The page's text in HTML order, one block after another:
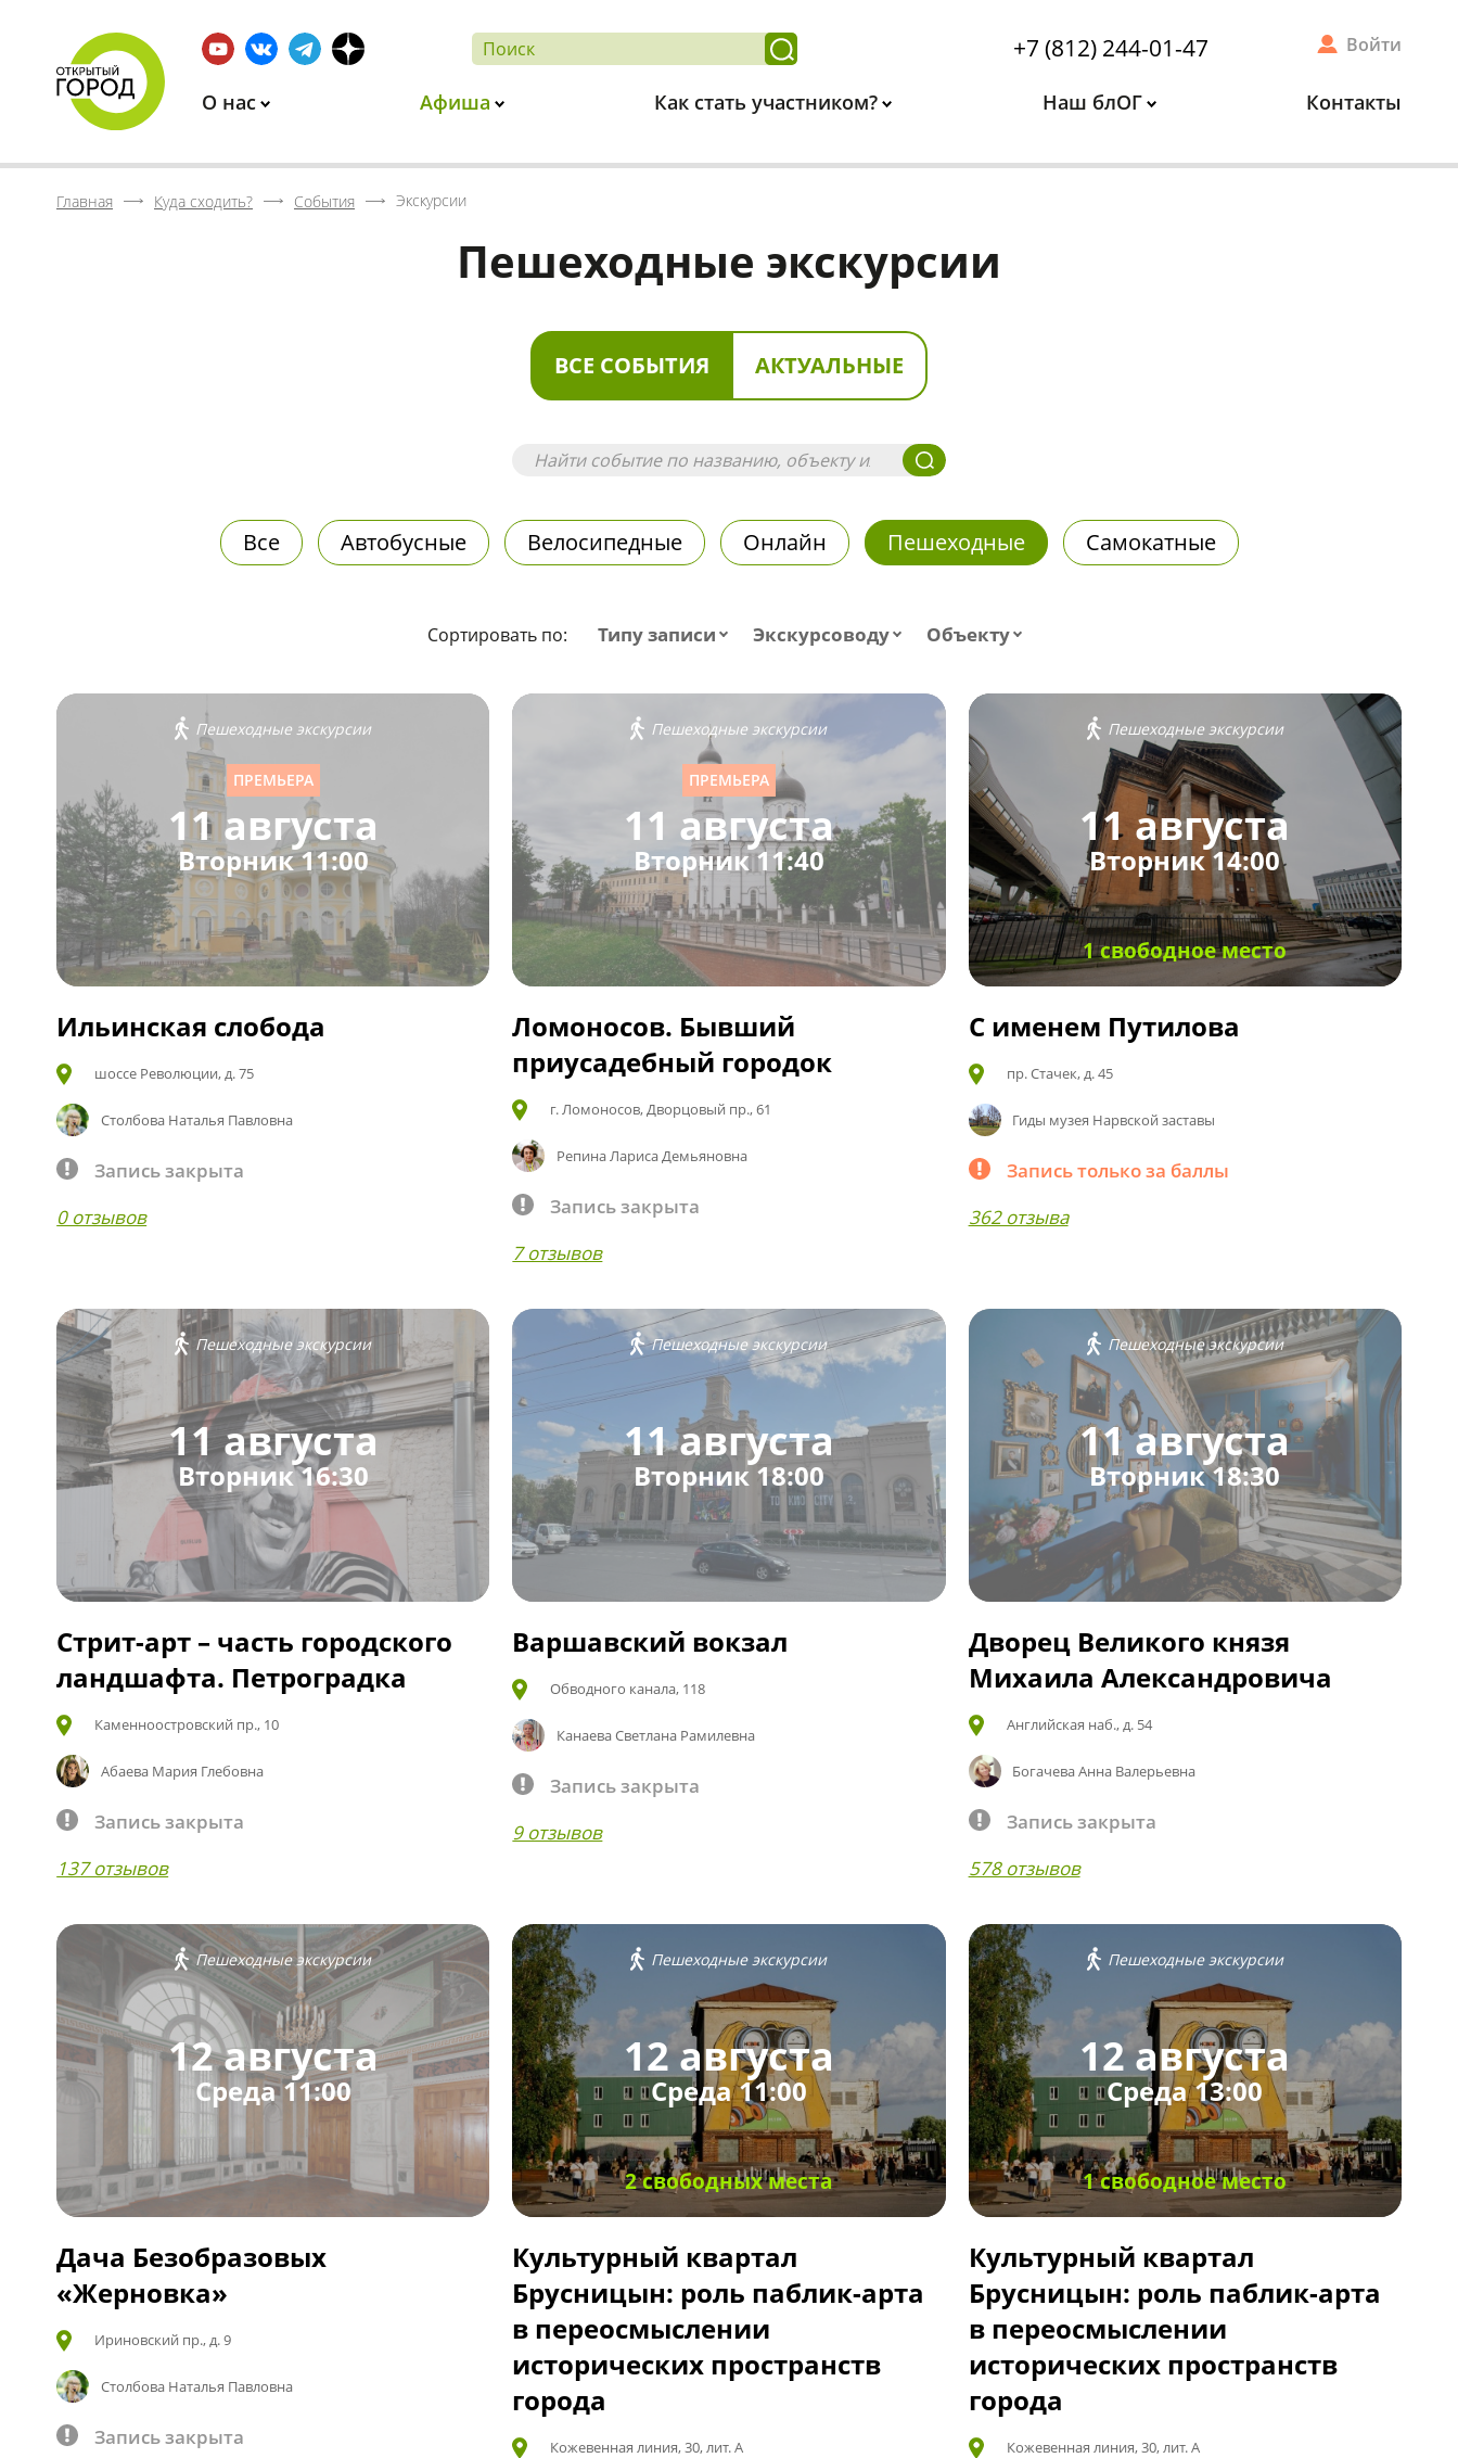
+7 (812) 244-01-47 Войти
О нас Афиша Как стать участником? Наш блОГ Контакты
Главная Куда сходить? События Экскурсии
Пешеходные экскурсии
ВСЕ СОБЫТИЯ АКТУАЛЬНЫЕ
Все Автобусные Велосипедные Онлайн Пешеходные Самокатные
Сортировать по: Типу записи Экскурсоводу Объекту
Пешеходные экскурсии
ПРЕМЬЕРА
11 августа
Вторник 11:00
Ильинская слобода
шоссе Революции, д. 75
Столбова Наталья Павловна
Запись закрыта
0 отзывов
Пешеходные экскурсии
ПРЕМЬЕРА
11 августа
Вторник 11:40
Ломоносов. Бывший
приусадебный городок
г. Ломоносов, Дворцовый пр., 61
Репина Лариса Демьяновна
Запись закрыта
7 отзывов
Пешеходные экскурсии
11 августа
Вторник 14:00
1 свободное место
С именем Путилова
пр. Стачек, д. 45
Гиды музея Нарвской заставы
Запись только за баллы
362 отзыва
Пешеходные экскурсии
11 августа
Вторник 16:30
Стрит-арт – часть городского
ландшафта. Петроградка
Каменноостровский пр., 10
Абаева Мария Глебовна
Запись закрыта
137 отзывов
Пешеходные экскурсии
11 августа
Вторник 18:00
Варшавский вокзал
Обводного канала, 118
Канаева Светлана Рамилевна
Запись закрыта
9 отзывов
Пешеходные экскурсии
11 августа
Вторник 18:30
Дворец Великого князя
Михаила Александровича
Английская наб., д. 54
Богачева Анна Валерьевна
Запись закрыта
578 отзывов
Пешеходные экскурсии
12 августа
Среда 11:00
Дача Безобразовых
«Жерновка»
Ириновский пр., д. 9
Столбова Наталья Павловна
Запись закрыта
Пешеходные экскурсии
12 августа
Среда 11:00
2 свободных места
Культурный квартал
Брусницын: роль паблик-арта
в переосмыслении
исторических пространств
города
Кожевенная линия, 30, лит. А
Пешеходные экскурсии
12 августа
Среда 13:00
1 свободное место
Культурный квартал
Брусницын: роль паблик-арта
в переосмыслении
исторических пространств
города
Кожевенная линия, 30, лит. А